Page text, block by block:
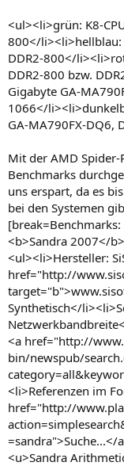
<ul><li>grün: K8-
800</li><li>hellblau:
DDR2-800</
DDR2-800 bzw.
Gigabyte GA-
1066</
GA-MA790FX-DQ6,
Mit der AMD
Benchmarks
uns erspart, da es
bei den Systemen
[break=Benchmarks:
<b>Sandra 2007</b>
<ul><li>Hersteller:
href="http://
Synthetisch</
<a href="http://
bin/newspub/
<li>Referenzen im
href="http://
<u>Sandra